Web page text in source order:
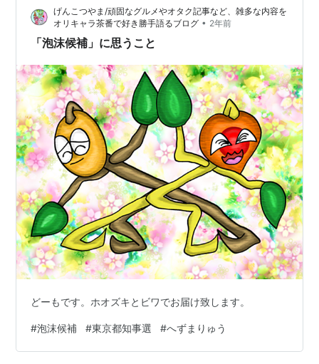
考えると意外とそんなに無茶苦茶な高額でもないのかな
と思えてしまうのだ。 少し前にも政見放送でセクシ…
げんこつやま/頑固なグルメやオタク記事など、雑多な内容を
オリキャラ茶番で好き勝手語るブログ • 2年前
「泡沫候補」に思うこと
どーもです。ホオズキとビワでお届け致します。
#泡沫候補 #東京都知事選 #へずまりゅう